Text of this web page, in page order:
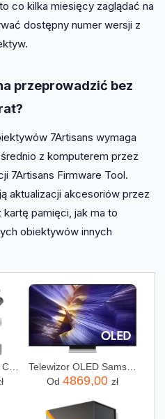
co kilka miesięcy zaglądać na
dostępny numer wersji z
przeprowadzić bez
7Artisans wymaga
z komputerem przez
7Artisans Firmware Tool.
aktualizacji akcesoriów przez
kartę pamięci, jak ma to
obiektywów innych
DJI Neo 2 Fly More Combo (RC-N3)
Telewizor OLED Samsung QE65S90FATXXH 65 cali 4K UHD
Od 4869,00 zł